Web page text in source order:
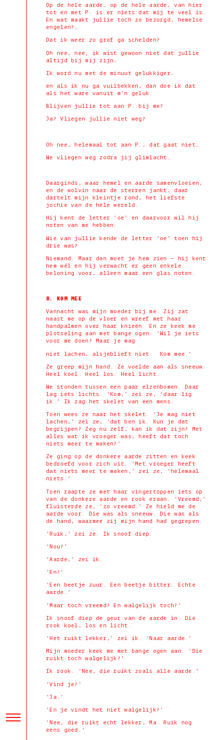
Op de hele aarde… op de hele aarde, van hier
tot en met P. is er niets dat mij te veel is.
En wat maakt jullie toch zo bezorgd, hemelse
engelen?…
Dat ik weer zo grof ga schelden?
Oh nee, nee, ik wist gewoon niet dat jullie
altijd bij mij zijn…
Ik word nu met de minuut gelukkiger…
en als ik nu ga vuilbekken, dan doe ik dat
als het ware vanuit m’n geluk.
Blijven jullie tot aan P. bij me?
Ja? Vliegen jullie niet weg?
Oh nee, helemaal tot aan P., dat gaat niet…
We vliegen weg zodra jij glimlacht…
Daarginds, waar hemel en aarde samenvloeien,
en de wolvin naar de sterren jankt, daar
dartelt mijn kleintje rond, het liefste
jochie van de hele wereld.
Hij kent de letter ‘oe’ en daarvoor wil hij
noten van me hebben.
Wie van jullie kende de letter ‘oe’ toen hij
drie was?
Niemand. Maar dan moet je hem zien – hij kent
hem wél en hij verwacht er geen enkele
beloning voor, alleen maar een glas noten.
8. KOM MEE
Vannacht was mijn moeder bij me. Zij zat
naast me op de vloer en wreef met haar
handpalmen over haar knieën. En ze keek me
plotseling aan met bange ogen. ‘Wil je iets
voor me doen? Maar je mag
niet lachen, alsjeblieft niet. Kom mee.’
Ze greep mijn hand. Ze voelde aan als sneeuw.
Heel koel. Heel los. Heel licht.
We stonden tussen een paar elzenbomen. Daar
lag iets lichts. ‘Kom,’ zei ze, ‘daar lig
ik.’ Ik zag het skelet van een mens.
Toen wees ze naar het skelet. ‘Je mag niet
lachen,’ zei ze, ‘dat ben ik. Kun je dat
begrijpen? Zeg nu zelf, kan ik dat zijn? Met
alles wat ik vroeger was, heeft dat toch
niets meer te maken?’
Ze ging op de donkere aarde zitten en keek
bedroefd voor zich uit. ‘Met vroeger heeft
dat niets meer te maken,’ zei ze, ‘helemaal
niets.’
Toen raapte ze met haar vingertoppen iets op
van de donkere aarde en rook eraan. ‘Vreemd,’
fluisterde ze, ‘zo vreemd.’ Ze hield me de
aarde voor. Die was als sneeuw. Die was als
de hand, waarmee zij mijn hand had gegrepen.
‘Ruik,’ zei ze. Ik snoof diep.
‘Nou?’
‘Aarde,’ zei ik.
‘En?’
‘Een beetje zuur. Een beetje bitter. Echte
aarde.’
‘Maar toch vreemd? En walgelijk toch?’
Ik snoof diep de geur van de aarde in. Die
rook koel, los en licht.
‘Het ruikt lekker,’ zei ik. ‘Naar aarde.’
Mijn moeder keek me met bange ogen aan. ‘Die
ruikt toch walgelijk?’
Ik rook. ‘Nee, die ruikt zoals alle aarde.’
‘Vind je?’
‘Ja.’
‘En je vindt het niet walgelijk?’
‘Nee, die ruikt echt lekker, Ma. Ruik nog
eens goed.’